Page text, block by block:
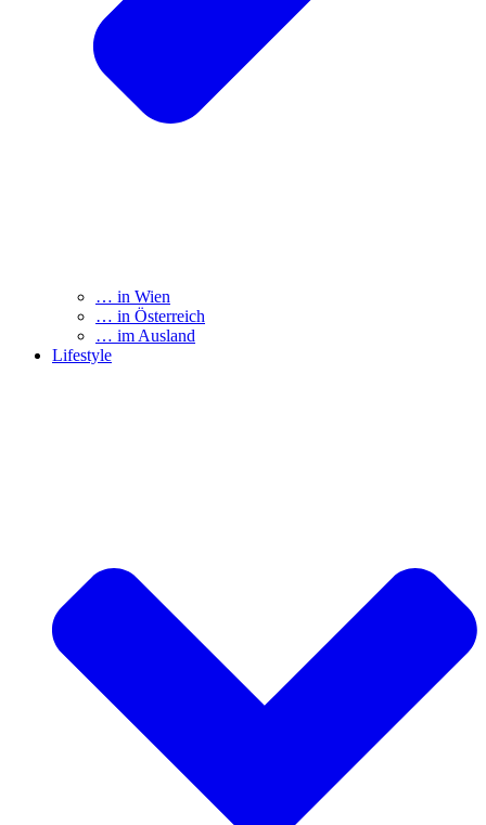
… in Wien
… in Österreich
… im Ausland
Lifestyle